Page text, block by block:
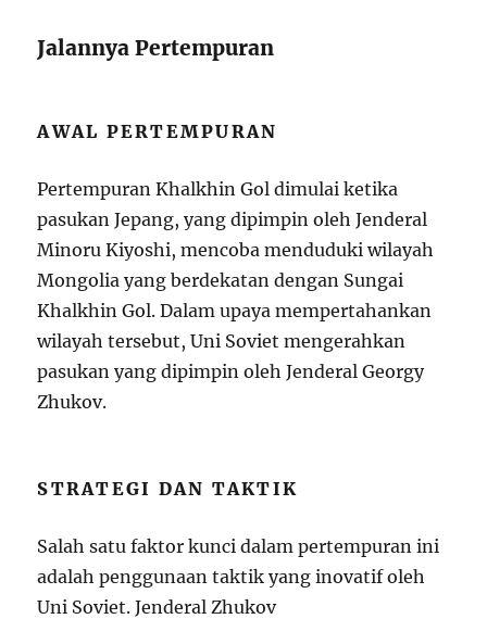
Jalannya Pertempuran
AWAL PERTEMPURAN
Pertempuran Khalkhin Gol dimulai ketika
pasukan Jepang, yang dipimpin oleh Jenderal
Minoru Kiyoshi, mencoba menduduki wilayah
Mongolia yang berdekatan dengan Sungai
Khalkhin Gol. Dalam upaya mempertahankan
wilayah tersebut, Uni Soviet mengerahkan
pasukan yang dipimpin oleh Jenderal Georgy
Zhukov.
STRATEGI DAN TAKTIK
Salah satu faktor kunci dalam pertempuran ini
adalah penggunaan taktik yang inovatif oleh
Uni Soviet. Jenderal Zhukov